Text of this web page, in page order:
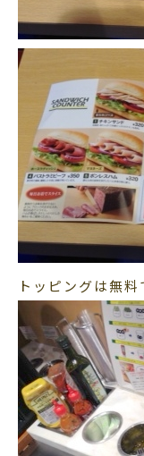
トッピングは無料